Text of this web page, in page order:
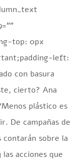
top: 0px
left:
con basura
cierto? Ana
plástico es
De campañas de
contarán sobre la
acciones que